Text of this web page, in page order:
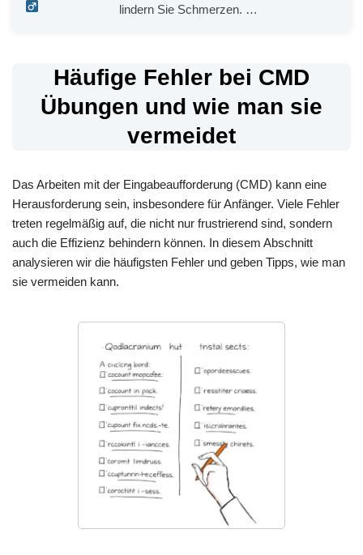
lindern Sie Schmerzen. …
Häufige Fehler bei CMD
Übungen und wie man sie
vermeidet
Das Arbeiten mit der Eingabeaufforderung (CMD) kann eine
Herausforderung sein, insbesondere für Anfänger. Viele Fehler
treten regelmäßig auf, die nicht nur frustrierend sind, sondern
auch die Effizienz behindern können. In diesem Abschnitt
analysieren wir die häufigsten Fehler und geben Tipps, wie man
sie vermeiden kann.